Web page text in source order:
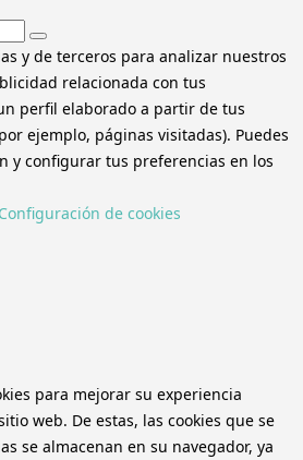
y de terceros para analizar nuestros
relacionada con tus
perfil elaborado a partir de tus
ejemplo, páginas visitadas). Puedes
y configurar tus preferencias en los
Configuración de cookies
para mejorar su experiencia
web. De estas, las cookies que se
se almacenan en su navegador, ya